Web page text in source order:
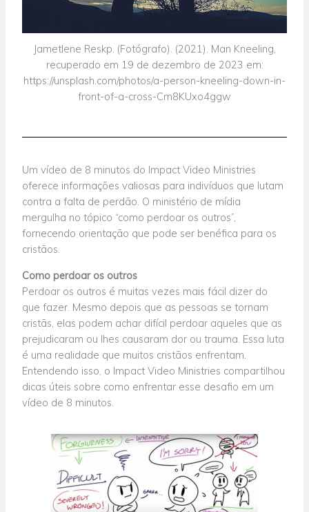
Jametlene Reskp. (Fotógrafo). (2021). Man Kneeling,
recuperado em 19 de dezembro de 2023 em:
https://unsplash.com/photos/a-person-kneeling-down-in-
front-of-a-cross-Cm8KUxo4ggw
Um vídeo de 8 minutos do Impact Video Ministries
oferece informações valiosas para indivíduos que lutam
contra a falta de perdão. O ministério de mídia
mergulha no tópico “como perdoar os outros”,
fornecendo orientação que pode ser benéfica para os
cristãos.
Como perdoar os outros
Perdoar os outros é muitas vezes mais fácil dizer do
que fazer. Mesmo depois que as pessoas se tornam
cristãs, elas podem achar difícil perdoar aqueles que as
prejudicaram ou lhes causaram dor ou trauma. Essa luta
é uma realidade que muitos cristãos enfrentam.
Entendendo isso, o Impact Video Ministries compartilhou
dicas úteis sobre como enfrentar esse desafio em um
vídeo de 8 minutos.